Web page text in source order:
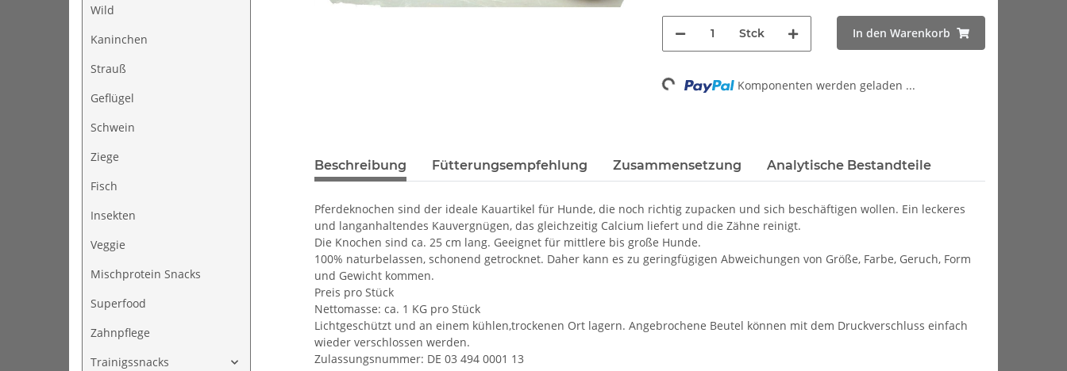
Stck In den Warenkorb
Loading... Komponenten werden geladen ...
Beschreibung Fütterungsempfehlung Zusammensetzung Analytische Bestandteile
Pferdeknochen sind der ideale Kauartikel für Hunde, die noch richtig zupacken und sich beschäftigen wollen. Ein leckeres
und langanhaltendes Kauvergnügen, das gleichzeitig Calcium liefert und die Zähne reinigt.
Die Knochen sind ca. 25 cm lang. Geeignet für mittlere bis große Hunde.
100% naturbelassen, schonend getrocknet. Daher kann es zu geringfügigen Abweichungen von Größe, Farbe, Geruch, Form
und Gewicht kommen.
Preis pro Stück
Nettomasse: ca. 1 KG pro Stück
Lichtgeschützt und an einem kühlen,trockenen Ort lagern. Angebrochene Beutel können mit dem Druckverschluss einfach
wieder verschlossen werden.
Zulassungsnummer: DE 03 494 0001 13
Wild
Kaninchen
Strauß
Geflügel
Schwein
Ziege
Fisch
Insekten
Veggie
Mischprotein Snacks
Superfood
Zahnpflege
Trainigssnacks